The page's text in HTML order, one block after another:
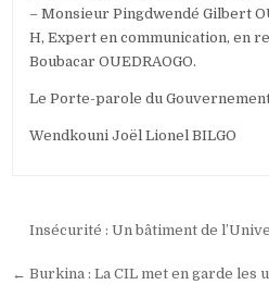
– Monsieur Pingdwendé Gilbert
H, Expert en communication, en
Boubacar OUEDRAOGO.
Le Porte-parole du
Wendkouni Joël Lionel BILGO
Navigation
de
Insécurité : Un bâtiment de
← Burkina : La CIL met en garde les